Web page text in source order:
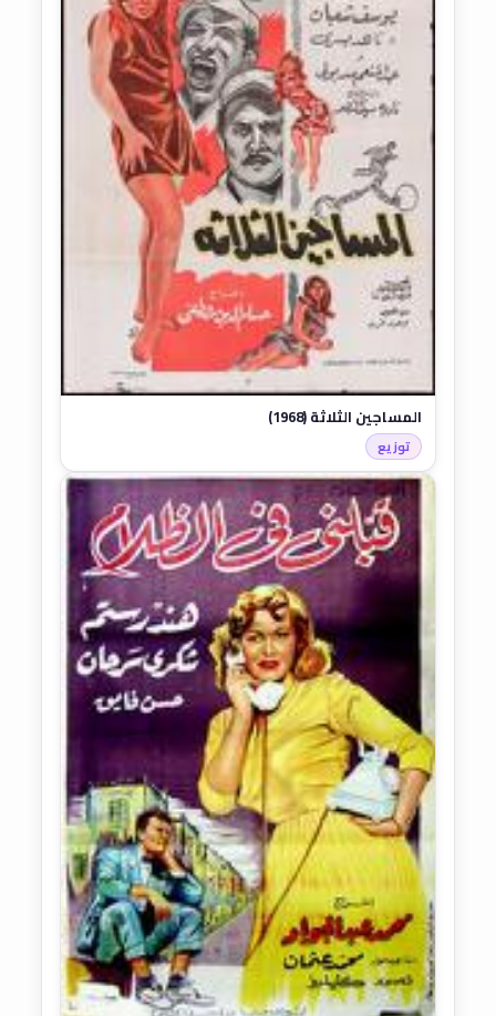
المساجين الثلاثة (1968)
توزيع